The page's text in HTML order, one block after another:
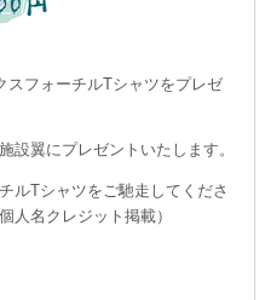
スフォーチルTシャツをプレゼ
設翼にプレゼントいたします。
ルTシャツをご馳走してくださ
人名クレジット掲載）